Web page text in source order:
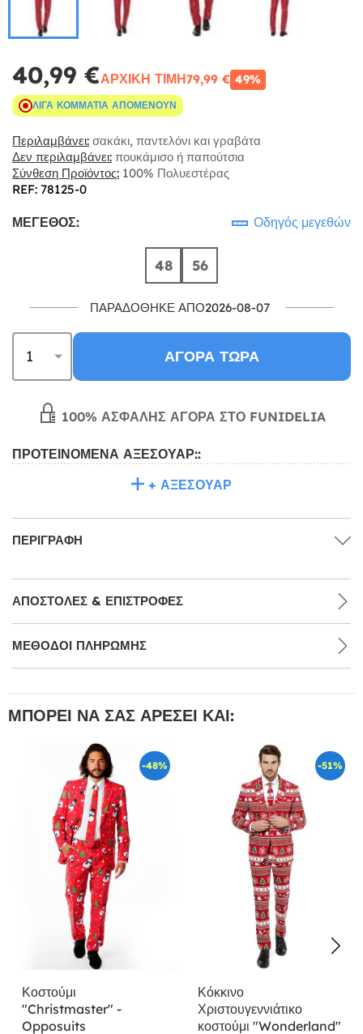
40,99 €ΑΡΧΙΚΉ ΤΙΜΉ79,99 € 49%
ΛΊΓΑ ΚΟΜΜΆΤΙΑ ΑΠΟΜΈΝΟΥΝ
Περιλαμβάνει: σακάκι, παντελόνι και γραβάτα
Δεν περιλαμβάνει: πουκάμισο ή παπούτσια
Σύνθεση Προϊόντος: 100% Πολυεστέρας
REF: 78125-0
ΜΈΓΕΘΟΣ: Οδηγός μεγεθών
48 56
ΠΑΡΑΔΌΘΗΚΕ ΑΠΌ2026-08-07
ΑΓΟΡΆ ΤΏΡΑ
100% ΑΣΦΑΛΉΣ ΑΓΟΡΆ ΣΤΟ FUNIDELIA
ΠΡΟΤΕΙΝΌΜΕΝΑ ΑΞΕΣΟΥΆΡ::
+ ΑΞΕΣΟΥΆΡ
ΠΕΡΙΓΡΑΦΉ
ΑΠΟΣΤΟΛΈΣ & ΕΠΙΣΤΡΟΦΈΣ
ΜΕΘΌΔΟΙ ΠΛΗΡΩΜΉΣ
ΜΠΟΡΕΊ ΝΑ ΣΑΣ ΑΡΈΣΕΙ ΚΑΙ:
-48%
Κοστούμι
"Christmaster" -
Opposuits
-51%
Κόκκινο
Χριστουγεννιάτικο
κοστούμι "Wonderland"